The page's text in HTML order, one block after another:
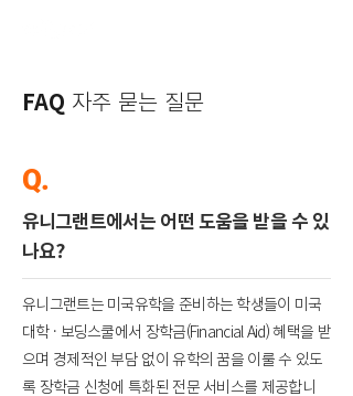
FAQ 자주 묻는 질문
Q.
유니그랜트에서는 어떤 도움을 받을 수 있
나요?
유니그랜트는 미국유학을 준비하는 학생들이 미국
대학 · 보딩스쿨에서 장학금(Financial Aid) 혜택을 받
으며 경제적인 부담 없이 유학의 꿈을 이룰 수 있도
록 장학금 신청에 특화된 전문 서비스를 제공합니